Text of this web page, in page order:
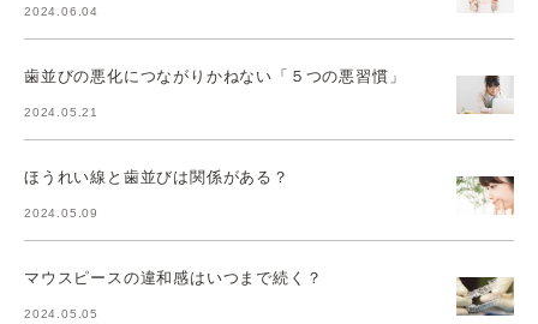
2024.06.04
歯並びの悪化につながりかねない「５つの悪習慣」
2024.05.21
ほうれい線と歯並びは関係がある？
2024.05.09
マウスピースの違和感はいつまで続く？
2024.05.05